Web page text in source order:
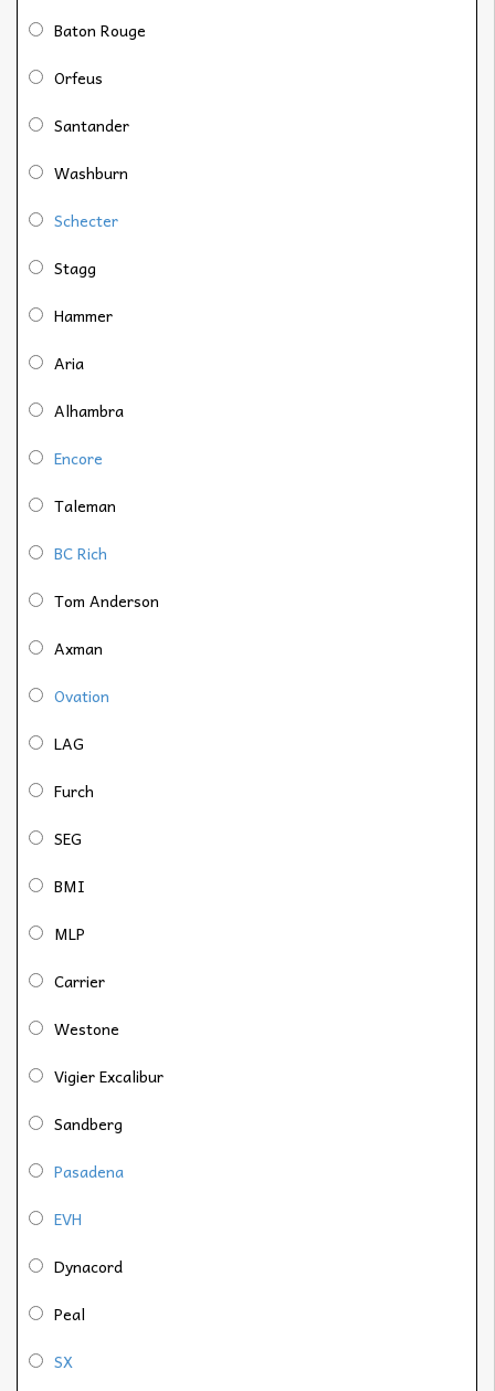
Baton Rouge
Orfeus
Santander
Washburn
Schecter
Stagg
Hammer
Aria
Alhambra
Encore
Taleman
BC Rich
Tom Anderson
Axman
Ovation
LAG
Furch
SEG
BMI
MLP
Carrier
Westone
Vigier Excalibur
Sandberg
Pasadena
EVH
Dynacord
Peal
SX